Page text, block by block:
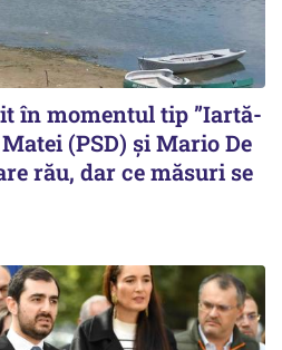
în momentul tip ”Iartă-
(PSD) și Mario De
rău, dar ce măsuri se